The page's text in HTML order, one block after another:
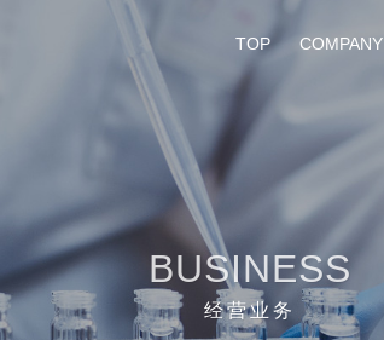
TOP COMPANY
经营业务
BUSINESS